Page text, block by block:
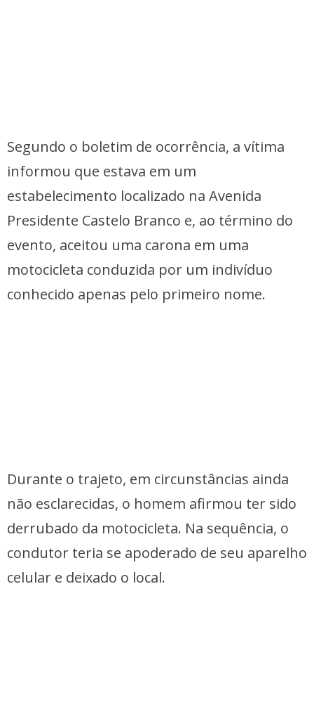
Segundo o boletim de ocorrência, a vítima
informou que estava em um
estabelecimento localizado na Avenida
Presidente Castelo Branco e, ao término do
evento, aceitou uma carona em uma
motocicleta conduzida por um indivíduo
conhecido apenas pelo primeiro nome.
Durante o trajeto, em circunstâncias ainda
não esclarecidas, o homem afirmou ter sido
derrubado da motocicleta. Na sequência, o
condutor teria se apoderado de seu aparelho
celular e deixado o local.